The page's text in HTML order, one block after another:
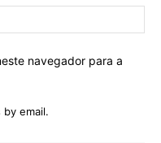
navegador para a
email.